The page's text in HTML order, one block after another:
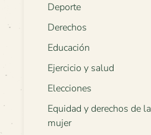
Deporte
Derechos
Educación
Ejercicio y salud
Elecciones
Equidad y derechos de la
mujer